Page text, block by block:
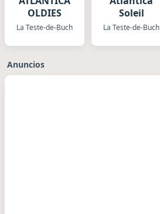
OLDIES
La Teste-de-Buch
Soleil
La Teste-de-Buch
Anuncios